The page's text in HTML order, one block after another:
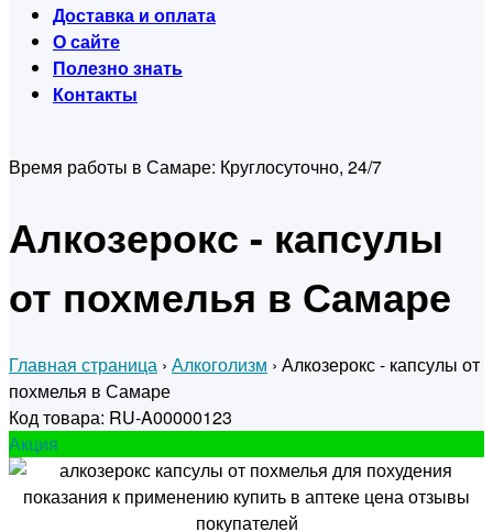
Доставка и оплата
О сайте
Полезно знать
Контакты
Время работы в Самаре: Круглосуточно, 24/7
Алкозерокс - капсулы
от похмелья в Самаре
Главная страница › Алкоголизм › Алкозерокс - капсулы от
похмелья в Самаре
Код товара: RU-A00000123
Акция